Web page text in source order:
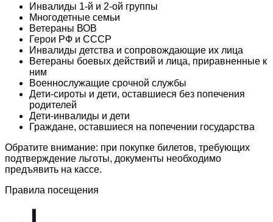
Инвалиды 1-й и 2-ой группы
Многодетные семьи
Ветераны ВОВ
Герои РФ и СССР
Инвалиды детства и сопровождающие их лица
Ветераны боевых действий и лица, приравненные к
ним
Военнослужащие срочной службы
Дети-сироты и дети, оставшиеся без попечения
родителей
Дети-инвалиды и дети
Граждане, оставшиеся на попечении государства
Обратите внимание: при покупке билетов, требующих
подтверждение льготы, документы необходимо
предъявить на кассе.
Правила посещения